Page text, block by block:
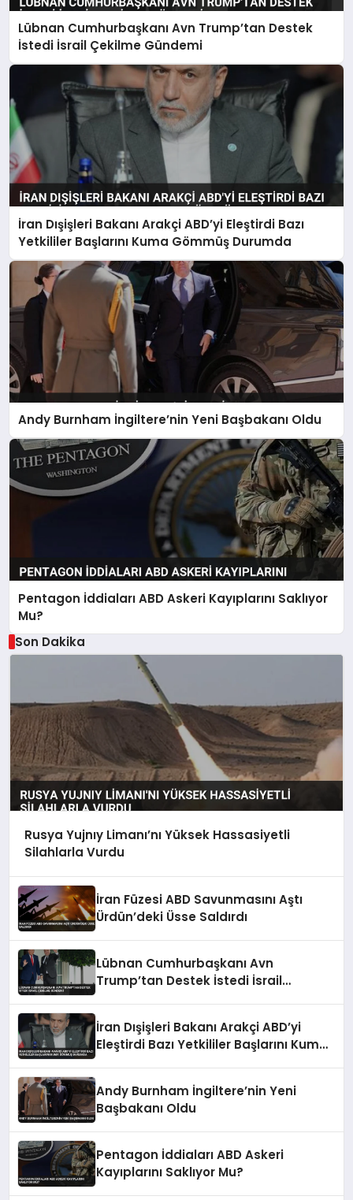
Lübnan Cumhurbaşkanı Avn Trump’tan Destek
İstedi İsrail Çekilme Gündemi
İran Dışişleri Bakanı Arakçi ABD’yi Eleştirdi Bazı
Yetkililer Başlarını Kuma Gömmüş Durumda
Andy Burnham İngiltere’nin Yeni Başbakanı Oldu
Pentagon İddiaları ABD Askeri Kayıplarını Saklıyor
Mu?
Son Dakika
Rusya Yujnıy Limanı’nı Yüksek Hassasiyetli
Silahlarla Vurdu
İran Füzesi ABD Savunmasını Aştı
Ürdün’deki Üsse Saldırdı
Lübnan Cumhurbaşkanı Avn
Trump’tan Destek İstedi İsrail
İran Dışişleri Bakanı Arakçi ABD’yi
Eleştirdi Bazı Yetkililer Başlarını Kuma
Andy Burnham İngiltere’nin Yeni
Başbakanı Oldu
Pentagon İddiaları ABD Askeri
Kayıplarını Saklıyor Mu?